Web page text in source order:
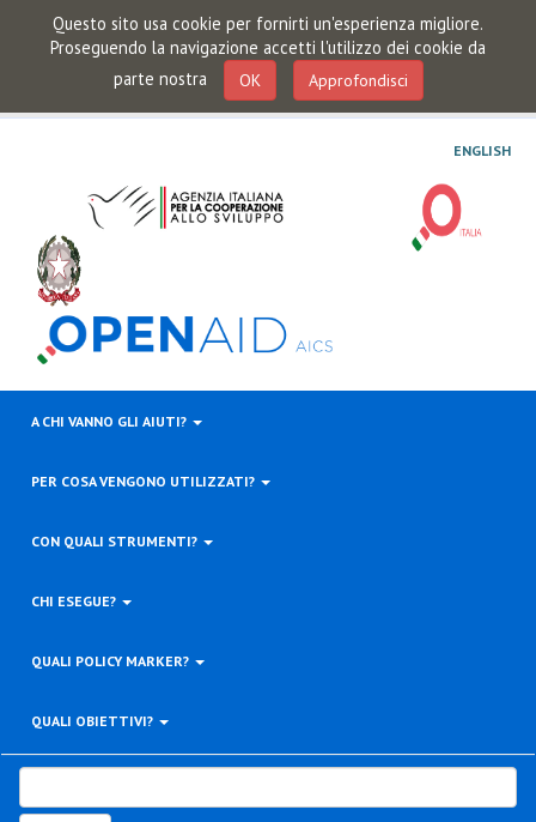
Questo sito usa cookie per fornirti un'esperienza migliore.
Proseguendo la navigazione accetti l'utilizzo dei cookie da
parte nostra
OK Approfondisci
ENGLISH
A CHI VANNO GLI AIUTI?
PER COSA VENGONO UTILIZZATI?
CON QUALI STRUMENTI?
CHI ESEGUE?
QUALI POLICY MARKER?
QUALI OBIETTIVI?